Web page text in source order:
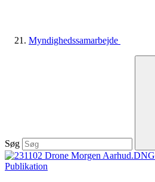
Myndighedssamarbejde
Søg
Publikation